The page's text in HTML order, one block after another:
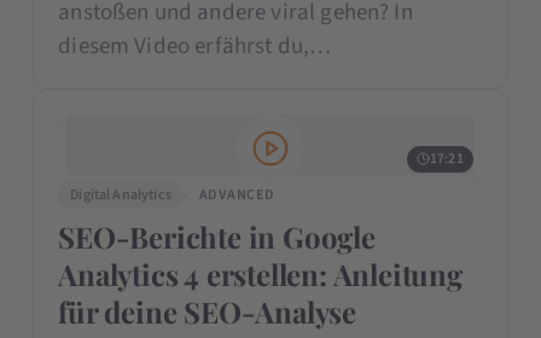
anstoßen und andere viral gehen? In
diesem Video erfährst du,…
17:21
Digital Analytics
ADVANCED
SEO-Berichte in Google
Analytics 4 erstellen: Anleitung
für deine SEO-Analyse